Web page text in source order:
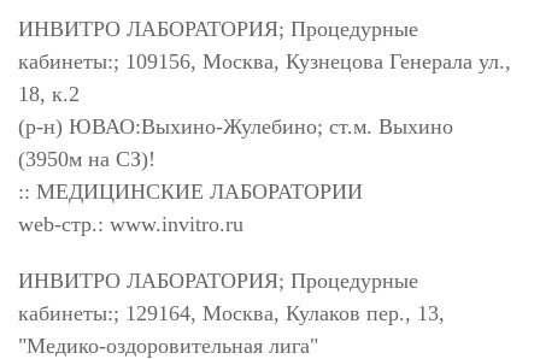
ИНВИТРО ЛАБОРАТОРИЯ; Процедурные
кабинеты:; 109156, Москва, Кузнецова Генерала ул.,
18, к.2
(р-н) ЮВАО:Выхино-Жулебино; ст.м. Выхино
(3950м на СЗ)!
:: МЕДИЦИНСКИЕ ЛАБОРАТОРИИ
web-стр.: www.invitro.ru
ИНВИТРО ЛАБОРАТОРИЯ; Процедурные
кабинеты:; 129164, Москва, Кулаков пер., 13,
"Медико-оздоровительная лига"